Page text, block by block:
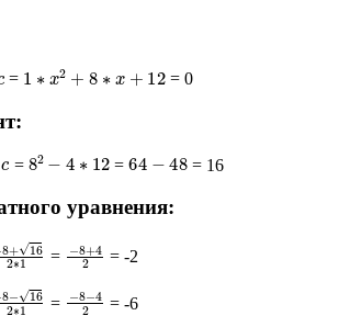
= 1 2 + ∗ 12 = 0
= 82 ∗ 12 =64 48 = 16
уравнения:
8 + 162 = 8 +4 = -2
−162 1
= −8−4 = -6